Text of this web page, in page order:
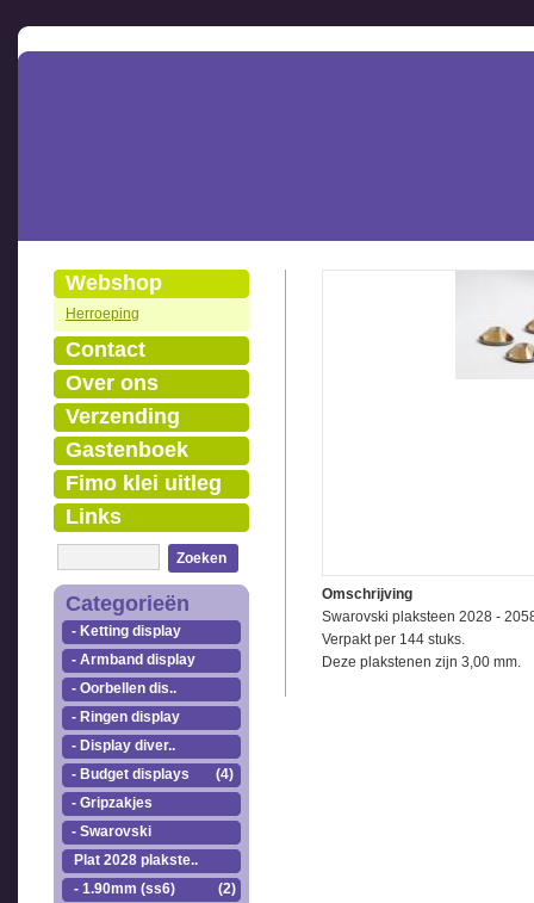
Webshop
Herroeping
Contact
Over ons
Verzending
Gastenboek
Fimo klei uitleg
Links
Zoeken
Categorieën
- Ketting display
- Armband display
- Oorbellen dis..
- Ringen display
- Display diver..
- Budget displays
(4)
- Gripzakjes
- Swarovski
Plat 2028 plakste..
- 1.90mm (ss6)
(2)
Omschrijving
Swarovski plaksteen 2028 -
Verpakt per 144 stuks.
Deze plakstenen zijn 3,00 mm.